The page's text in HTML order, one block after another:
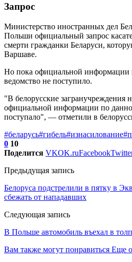
Запрос
Министерство иностранных дел
Польши официальный запрос
смерти гражданки Беларуси,
Варшаве.
Но пока официальной информации
ведомство не поступило.
"В белорусские загранучреждения
официальной информации по
поступало", — отметили в
#беларусь#гибель#изнасилование
0 10
Поделится VKOK.ruFacebook
Предыдущая запись
Белоруса подстрелили в пятку в
сбежать от нападавших
Следующая запись
В Польше автомобиль въехал в
Вам также могут понравиться Еще